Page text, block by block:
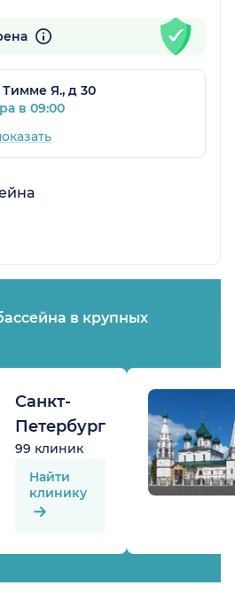
Тимме Я., д 30
в 09:00
в крупных
Санкт-
Петербург
99 клиник
Найти
клинику